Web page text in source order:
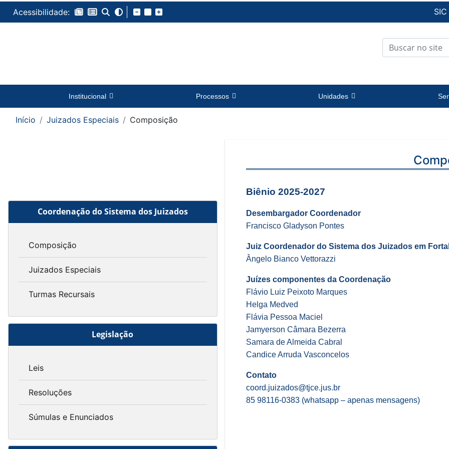
Acessibilidade:
Institucional Processos Unidades
Início Juizados Especiais Composição
Coordenação do Sistema dos Juizados
Composição
Juizados Especiais
Turmas Recursais
Legislação
Leis
Resoluções
Súmulas e Enunciados
Biênio 2025-2027
Desembargador Coordenador
Francisco Gladyson Pontes
Juiz Coordenador do Sistema dos Juizados em
Ângelo Bianco Vettorazzi
Juízes componentes da Coordenação
Flávio Luiz Peixoto Marques
Helga Medved
Flávia Pessoa Maciel
Jamyerson Câmara Bezerra
Samara de Almeida Cabral
Candice Arruda Vasconcelos
Contato
coord.juizados@tjce.jus.br
85 98116-0383 (whatsapp – apenas mensagens)